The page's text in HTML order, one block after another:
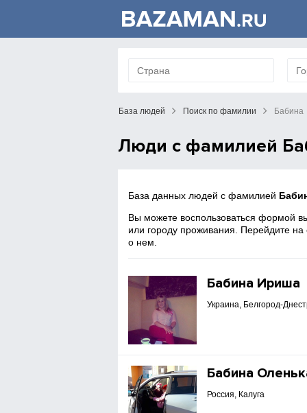
База людей Поиск по фамилии Бабина
Люди с фамилией
База данных людей с фамилией
Вы можете воспользоваться формой
или городу проживания. Перейдите
о нем.
Бабина Ириша
Украина, Белгород-
Бабина
Россия, Калуга